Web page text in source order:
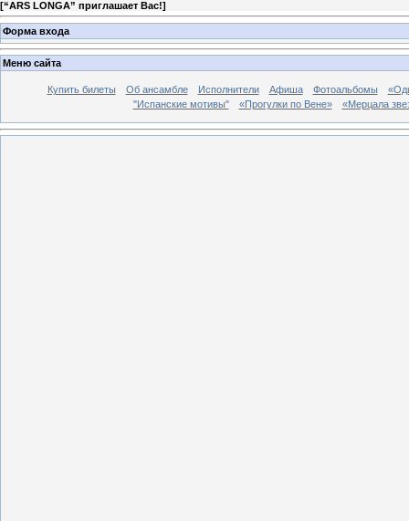
[“ARS LONGA” приглашает Вас!]
Форма входа
Меню сайта
Купить билеты Об ансамбле Исполнители Афиша Фотоальбомы
"Испанские мотивы"
«Прогулки по Вене» «Мерцала